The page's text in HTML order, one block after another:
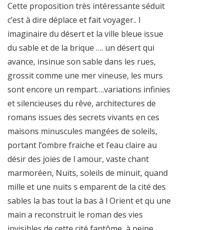
Cette proposition très intéressante séduit
c’est à dire déplace et fait voyager.. l
imaginaire du désert et la ville bleue issue
du sable et de la brique …. un désert qui
avance, insinue son sable dans les rues,
grossit comme une mer vineuse, les murs
sont encore un rempart….variations infinies
et silencieuses du rêve, architectures de
romans issues des secrets vivants en ces
maisons minuscules mangées de soleils,
portant l’ombre fraiche et l’eau claire au
désir des joies de l amour, vaste chant
marmoréen, Nuits, soleils de minuit, quand
mille et une nuits s emparent de la cité des
sables la bas tout la bas à l Orient et qu une
main a reconstruit le roman des vies